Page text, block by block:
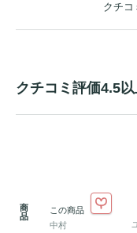
クチコ
クチコミ評価4.5
商
品
この商品
中村